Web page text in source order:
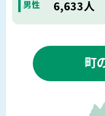
男性 6,633人
町